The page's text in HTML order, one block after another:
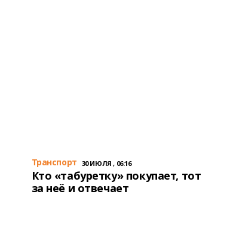
Транспорт 30 ИЮЛЯ , 06:16
Кто «табуретку» покупает, тот
за неё и отвечает